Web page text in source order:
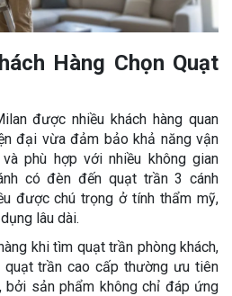
Hàng Chọn Quạt
được nhiều khách hàng quan
đại vừa đảm bảo khả năng vận
phù hợp với nhiều không gian
có đèn đến quạt trần 3 cánh
được chú trọng ở tính thẩm mỹ,
lâu dài.
khi tìm quạt trần phòng khách,
trần cao cấp thường ưu tiên
bởi sản phẩm không chỉ đáp ứng